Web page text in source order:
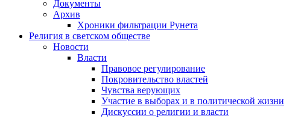
Документы
Архив
Хроники фильтрации Рунета
Религия в светском обществе
Новости
Власти
Правовое регулирование
Покровительство властей
Чувства верующих
Участие в выборах и в политической жизни
Дискуссии о религии и власти